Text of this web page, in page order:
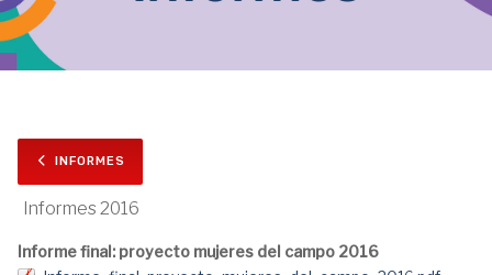
INFORMES
Informes 2016
Informe final: proyecto mujeres del campo 2016